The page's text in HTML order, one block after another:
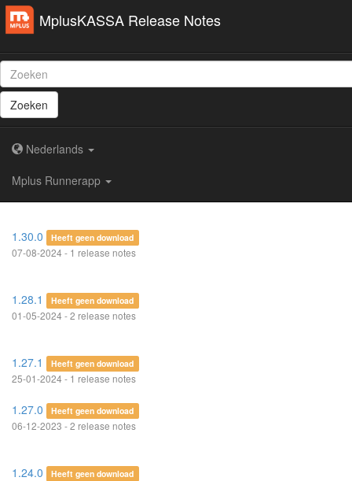
MplusKASSA Release Notes
Zoeken
Nederlands
Mplus Runnerapp
1.30.0 Heeft geen download
07-08-2024 - 1 release notes
1.28.1 Heeft geen download
01-05-2024 - 2 release notes
1.27.1 Heeft geen download
25-01-2024 - 1 release notes
1.27.0 Heeft geen download
06-12-2023 - 2 release notes
1.24.0 Heeft geen download